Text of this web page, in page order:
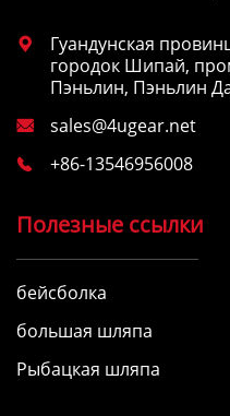

Гуандунская
городок Шипай,
Пэньлин, Пэньлин
 sales@4ugear.net
 +86-13546956008
Полезные ссылки
бейсболка
большая шляпа
Рыбацкая шляпа